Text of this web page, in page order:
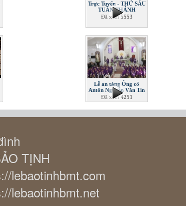
Trực Tuyến - THỨ SÁU
TUẦN THÁNH
Đã xem5553
Lễ an táng Ông cố
Antôn Nguyễn Văn Tin
Đã xem4251
TỊNH
lebaotinhbmt.com
lebaotinhbmt.net